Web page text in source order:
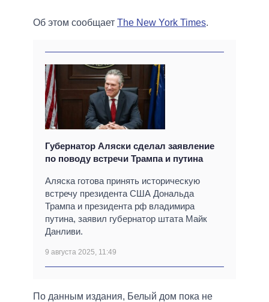
Об этом сообщает The New York Times.
Губернатор Аляски сделал заявление
по поводу встречи Трампа и путина
Аляска готова принять историческую
встречу президента США Дональда
Трампа и президента рф владимира
путина, заявил губернатор штата Майк
Данливи.
9 августа 2025, 11:49
По данным издания, Белый дом пока не